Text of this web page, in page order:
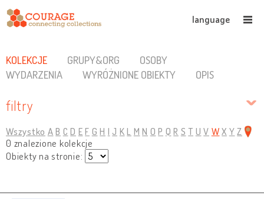
language
KOLEKCJE GRUPY&ORG
OSOBY
WYDARZENIA
WYRÓŻNIONE OBIEKTY OPIS
filtry
Wszystko A B C D E F G H I J K L M N O P Q R S T U V W X Y Z
0 znalezione kolekcje
Obiekty na stronie: